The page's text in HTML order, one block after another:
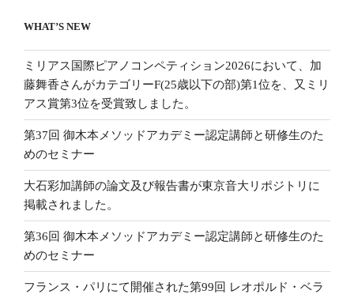
WHAT’S NEW
ミリアス国際ピアノコンペティション2026において、加
藤舞香さんがカテゴリーF(25歳以下の部)第1位を、又ミリ
アス賞第3位を受賞致しました。
第37回 御木本メソッドアカデミー認定講師と研修生のた
めのセミナー
大石彩加講師の論文及び報告書が東京音大リポジトリに
掲載されました。
第36回 御木本メソッドアカデミー認定講師と研修生のた
めのセミナー
フランス・パリにて開催された第99回 レオポルド・ベラ